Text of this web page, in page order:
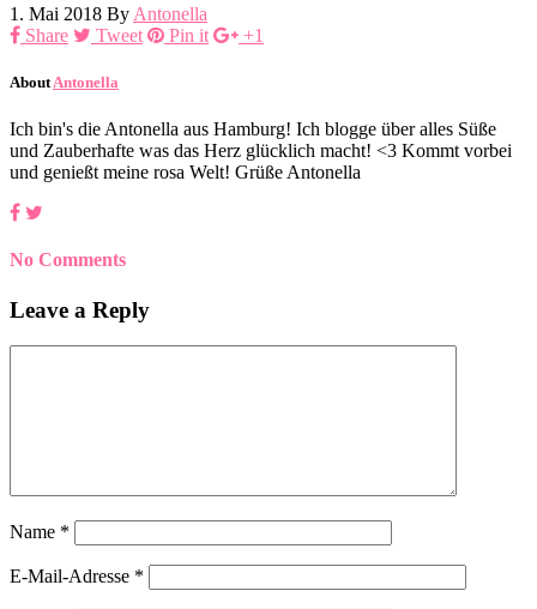
1. Mai 2018 By Antonella
Share
Tweet Pin it +1
About Antonella
Ich bin's die Antonella aus Hamburg! Ich blogge über alles Süße
und Zauberhafte was das Herz glücklich macht! <3 Kommt vorbei
und genießt meine rosa Welt! Grüße Antonella
No Comments
Leave a Reply
Name *
E-Mail-Adresse *